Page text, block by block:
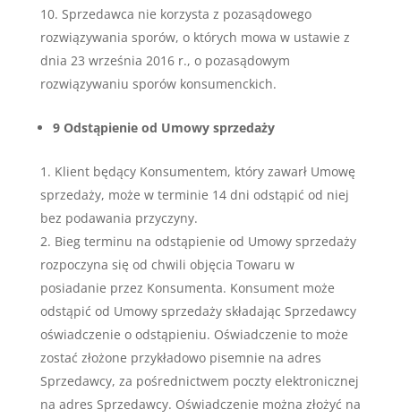
Sprzedawca nie korzysta z pozasądowego
rozwiązywania sporów, o których mowa w ustawie z
dnia 23 września 2016 r., o pozasądowym
rozwiązywaniu sporów konsumenckich.
9 Odstąpienie od Umowy sprzedaży
Klient będący Konsumentem, który zawarł Umowę
sprzedaży, może w terminie 14 dni odstąpić od niej
bez podawania przyczyny.
Bieg terminu na odstąpienie od Umowy sprzedaży
rozpoczyna się od chwili objęcia Towaru w
posiadanie przez Konsumenta. Konsument może
odstąpić od Umowy sprzedaży składając Sprzedawcy
oświadczenie o odstąpieniu. Oświadczenie to może
zostać złożone przykładowo pisemnie na adres
Sprzedawcy, za pośrednictwem poczty elektronicznej
na adres Sprzedawcy. Oświadczenie można złożyć na